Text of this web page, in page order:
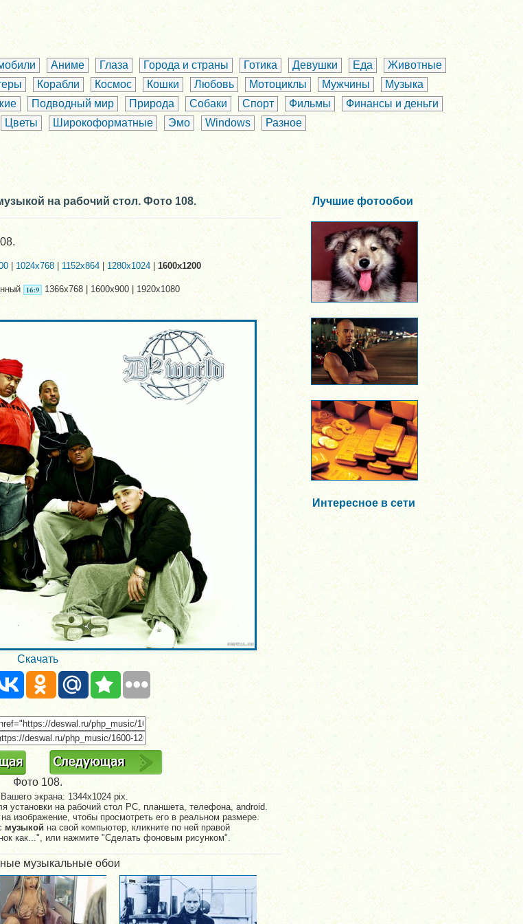
Аниме Глаза Города и страны Готика Девушки Еда
Животные
Корабли Космос Кошки Любовь Мотоциклы Мужчины
Музыка
Подводный мир Природа Собаки Спорт Фильмы
Финансы и деньги
Цветы Широкоформатные Эмо Windows Разное
на рабочий стол. Фото 108.
|1024x768| 1152x864|1280x1024| 1600x1200
1366x768 | 1600x900 | 1920x1080
Скачать
Фото 108.
экрана: 1344x1024 pix.
установки на рабочий стол PC, планшета, телефона, android.
изображение, чтобы просмотреть его в реальном размере.
музыкой на свой компьютер, кликните по ней правой
как...", или нажмите "Сделать фоновым рисунком".
музыкальные обои
Лучшие фотообои
Интересное в сети